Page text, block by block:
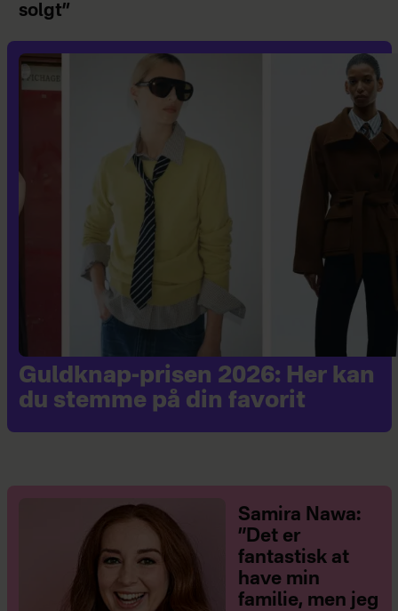
solgt”
Guldknap-prisen 2026: Her kan
du stemme på din favorit
Samira Nawa:
”Det er
fantastisk at
have min
familie, men jeg